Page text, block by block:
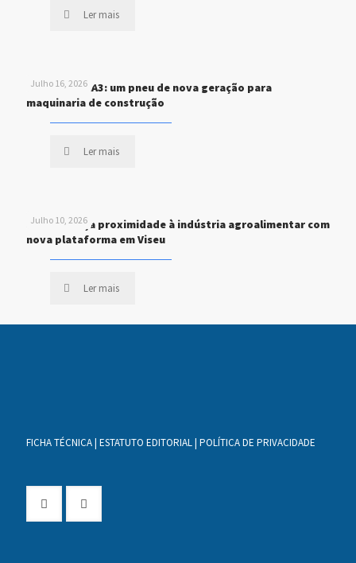
Ler mais
Julho 16, 2026
MICHELIN XHA3: um pneu de nova geração para
maquinaria de construção
Ler mais
Julho 10, 2026
STEF reforça proximidade à indústria agroalimentar com
nova plataforma em Viseu
Ler mais
FICHA TÉCNICA| ESTATUTO EDITORIAL| POLÍTICA DE PRIVACIDADE